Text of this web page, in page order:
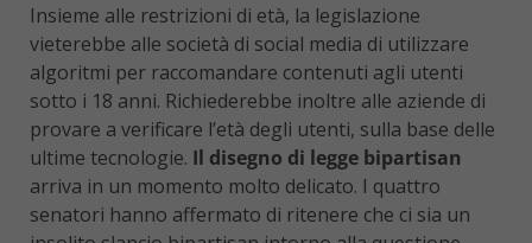
Insieme alle restrizioni di età, la legislazione
vieterebbe alle società di social media di utilizzare
algoritmi per raccomandare contenuti agli utenti
sotto i 18 anni. Richiederebbe inoltre alle aziende di
provare a verificare l’età degli utenti, sulla base delle
ultime tecnologie. Il disegno di legge bipartisan
arriva in un momento molto delicato. I quattro
senatori hanno affermato di ritenere che ci sia un